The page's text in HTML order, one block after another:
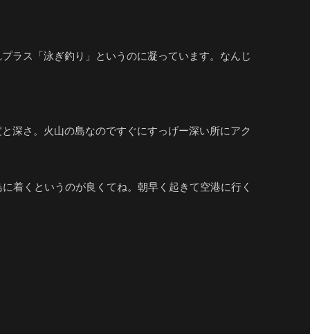
ラス「泳ぎ釣り」というのに凝っています。なんじ
深さ。火山の島なのですぐにすっげー深い所にアク
着くというのが良くてね。朝早く起きて空港に行く